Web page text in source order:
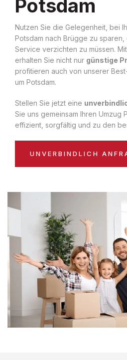
Potsdam
Nutzen Sie die Gelegenheit, bei
Potsdam nach Brügge zu sparen,
Service verzichten zu müssen.
erhalten Sie nicht nur günstige
profitieren auch von unserer
um Potsdam.
Stellen Sie jetzt eine
Sie uns gemeinsam Ihren Umzug
effizient, sorgfältig und zu den
UNVERBINDLICH